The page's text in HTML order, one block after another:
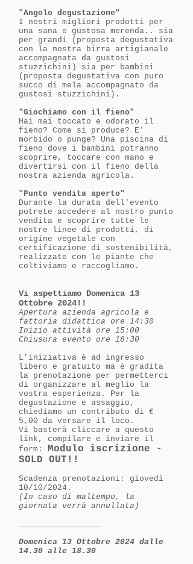
"Angolo degustazione"
I nostri migliori prodotti per
una sana e gustosa merenda.. sia
per grandi (proposta degustativa
con la nostra birra artigianale
accompagnata da gustosi
stuzzichini) sia per bambini
(proposta degustativa con puro
succo di mela accompagnato da
gustosi stuzzichini).
"Giochiamo con il fieno"
Hai mai toccato e odorato il
fieno? Come si produce? E'
morbido o punge? Una piscina di
fieno dove i bambini potranno
scoprire, toccare con mano e
divertirsi con il fieno della
nostra azienda agricola.
"Punto vendita aperto"
Durante la durata dell'evento
potrete accedere al nostro punto
vendita e scoprire tutte le
nostre linee di prodotti, di
origine vegetale con
certificazione di sostenibilità,
realizzate con le piante che
coltiviamo e raccogliamo.
Vi aspettiamo Domenica 13
Ottobre 2024!!
Apertura azienda agricola e
fattoria didattica ore 14:30
Inizio attività ore 15:00
Chiusura evento ore 18:30
L’iniziativa è ad ingresso
libero e gratuito ma è gradita
la prenotazione per permetterci
di organizzare al meglio la
vostra esperienza. Per la
degustazione e assaggio,
chiediamo un contributo di €
5,00 da versare il loco.
Vi basterà cliccare a questo
link, compilare e inviare il
form: Modulo iscrizione -
SOLD OUT!!
Scadenza prenotazioni: giovedì
10/10/2024.
(In caso di maltempo, la
giornata verrà annullata)
Domenica 13 Ottobre 2024 dalle
14.30 alle 18.30